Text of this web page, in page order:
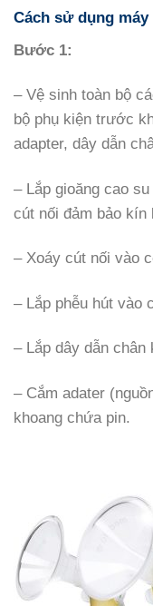
Cách sử dụng
Bước 1:
– Vệ sinh toàn bộ
bộ phụ kiện trước
adapter, dây dẫn
– Lắp gioăng cao
cút nối đảm bảo kín
– Xoáy cút nối vào
– Lắp phễu hút vào
– Lắp dây dẫn
– Cắm adater
khoang chứa pin.